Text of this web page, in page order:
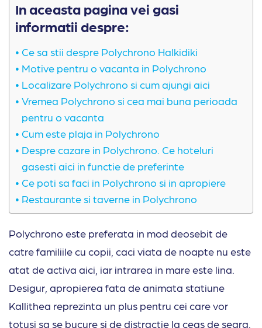
In aceasta pagina vei gasi
informatii despre:
Ce sa stii despre Polychrono Halkidiki
Motive pentru o vacanta in Polychrono
Localizare Polychrono si cum ajungi aici
Vremea Polychrono si cea mai buna perioada
pentru o vacanta
Cum este plaja in Polychrono
Despre cazare in Polychrono. Ce hoteluri
gasesti aici in functie de preferinte
Ce poti sa faci in Polychrono si in apropiere
Restaurante si taverne in Polychrono
Polychrono este preferata in mod deosebit de
catre familiile cu copii, caci viata de noapte nu este
atat de activa aici, iar intrarea in mare este lina.
Desigur, apropierea fata de animata statiune
Kallithea reprezinta un plus pentru cei care vor
totusi sa se bucure si de distractie la ceas de seara.